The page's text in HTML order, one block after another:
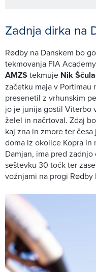
Zadnja dirka na
Rødby na Danskem bo
tekmovanja FIA
AMZS tekmuje Nik
začetku maja v Portimau
presenetil z vrhunskim
jo je junija gostil Viterbo
želel in načrtoval. Zdaj
kaj zna in zmore ter
doma iz okolice Kopra in
Damjan, ima pred
seštevku 30 točk ter
vožnjami na progi